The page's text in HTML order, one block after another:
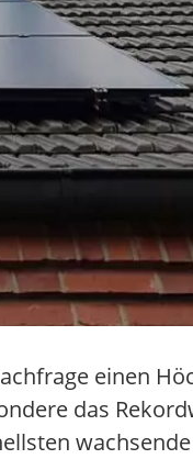
einen
das